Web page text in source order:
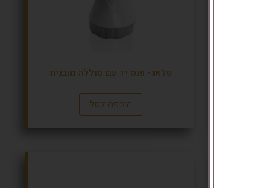
פלאג- פנס יד עם סוללה מובנית
הוספה לסל